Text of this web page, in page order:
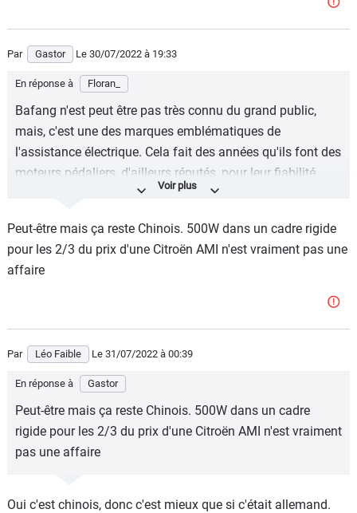
Par Gastor Le 30/07/2022 à 19:33
En réponse à Floran_
Bafang n'est peut être pas très connu du grand public,
mais, c'est une des marques emblématiques de
l'assistance électrique. Cela fait des années qu'ils font des
moteurs pédaliers, d'ailleurs réputés, pour leur fiabilité.
Reste que ce joli petit cyclomoteur n'est pas donné.
Peut-être mais ça reste Chinois. 500W dans un cadre rigide
pour les 2/3 du prix d'une Citroën AMI n'est vraiment pas une
affaire
Par Léo Faible Le 31/07/2022 à 00:39
En réponse à Gastor
Peut-être mais ça reste Chinois. 500W dans un cadre
rigide pour les 2/3 du prix d'une Citroën AMI n'est vraiment
pas une affaire
Oui c'est chinois, donc c'est mieux que si c'était allemand.